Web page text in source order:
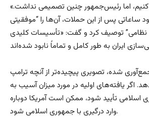
کنیم، اما رئیس‌جمهور چنین تصمیمی نداشت.»
ساعاتی پس از این حملات، آن‌ها را “موفقیتی
توصیف کرد و گفت: «تأسیسات کلیدی
شده، تصویری پیچیده‌تر از آنچه ترامپ
اگر یافته‌های اولیه در مورد میزان آسیب به
اسلامی تأیید شود، ممکن است آمریکا دوباره
وارد درگیری با جمهوری اسلامی شود.